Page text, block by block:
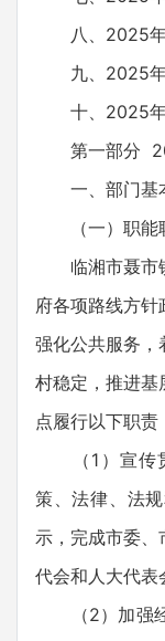
八、2025年
九、2025年
十、2025年
第一部分
一、部门基
（一）职能
临湘市聂市镇
府各项路线方针
强化公共服务，
村稳定，推进基
点履行以下职责
（1）宣传贯
策、法律、法
示，完成市委、
代会和人大代表
（2）加强经